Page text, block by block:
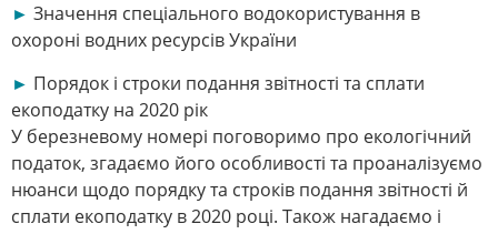
► Значення спеціального водокористування в
охороні водних ресурсів України
► Порядок і строки подання звітності та сплати
екоподатку на 2020 рік
У березневому номері поговоримо про екологічний
податок, згадаємо його особливості та проаналізуємо
нюанси щодо порядку та строків подання звітності й
сплати екоподатку в 2020 році. Також нагадаємо і